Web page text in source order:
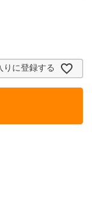
りに登録する